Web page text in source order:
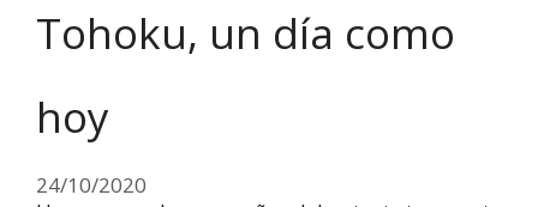
Tohoku, un día como
hoy
24/10/2020